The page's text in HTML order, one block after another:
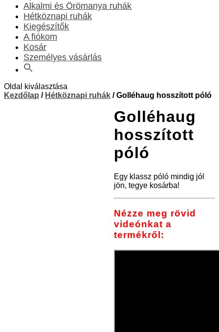
Alkalmi és Örömanya ruhák
Hétköznapi ruhák
Kiegészítők
A fiókom
Kosár
Személyes vásárlás
Oldal kiválasztása
Kezdőlap / Hétköznapi ruhák / Golléhaug hosszított póló
Golléhaug
hosszított
póló
Egy klassz póló mindig jól
jön, tegye kosárba!
Nézze meg rövid
videónkat a
termékről: